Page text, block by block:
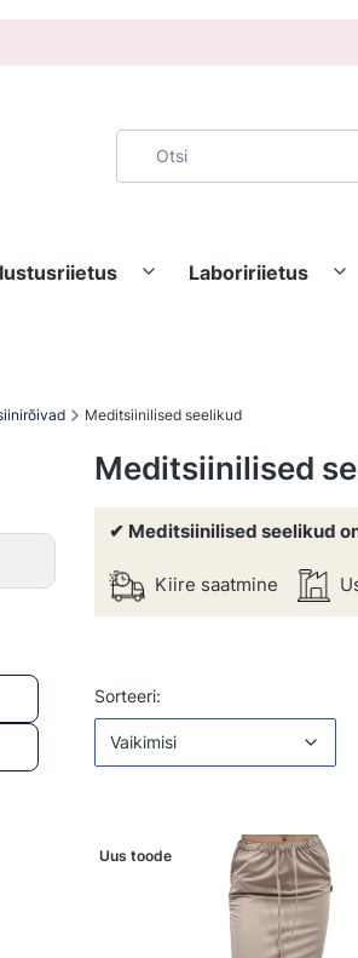
Laboririietus
Meditsiinilised seelikud
Meditsiinilised
✔ Meditsiinilised seelikud
Kiire saatmine
Toodete loetelu
Sorteeri:
Vaikimisi
Uus toode